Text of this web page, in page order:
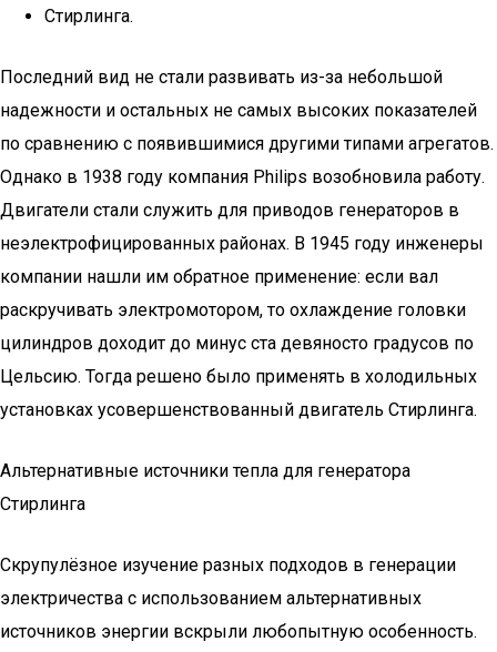
Стирлинга.
Последний вид не стали развивать из-за небольшой
надежности и остальных не самых высоких показателей
по сравнению с появившимися другими типами агрегатов.
Однако в 1938 году компания Philips возобновила работу.
Двигатели стали служить для приводов генераторов в
неэлектрофицированных районах. В 1945 году инженеры
компании нашли им обратное применение: если вал
раскручивать электромотором, то охлаждение головки
цилиндров доходит до минус ста девяносто градусов по
Цельсию. Тогда решено было применять в холодильных
установках усовершенствованный двигатель Стирлинга.
Альтернативные источники тепла для генератора
Стирлинга
Скрупулёзное изучение разных подходов в генерации
электричества с использованием альтернативных
источников энергии вскрыли любопытную особенность.